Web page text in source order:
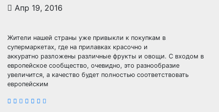
Апр 19, 2016
Жители нашей страны уже привыкли к покупкам в
супермаркетах, где на прилавках красочно и
аккуратно разложены различные фрукты и овощи. С входом в
европейское сообщество, очевидно, это разнообразие
увеличится, а качество будет полностью соответствовать
европейским